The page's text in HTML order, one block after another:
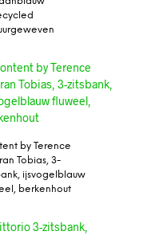
by Terence
Tobias, 3-
ijsvogelblauw
berkenhout